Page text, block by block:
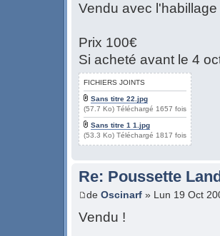
Vendu avec l'habillage
Prix 100€
Si acheté avant le 4
FICHIERS JOINTS
Sans titre 22.jpg
(57.7 Ko) Téléchargé 1657 fois
Sans titre 1 1.jpg
(53.3 Ko) Téléchargé 1817 fois
Re: Poussette
de Oscinarf » Lun 19 Oct
Vendu !